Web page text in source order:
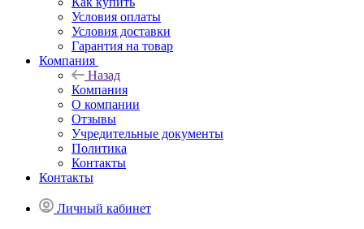
Условия оплаты
Условия доставки
Гарантия на товар
Компания
Назад
Компания
О компании
Отзывы
Учредительные документы
Политика
Контакты
Контакты
Личный кабинет